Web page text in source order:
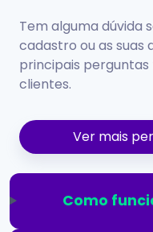
Tem alguma dúvida
cadastro ou as suas
principais perguntas
clientes.
Ver mais
Como